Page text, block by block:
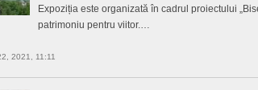
Expoziția este organizată în cadrul proiectului
patrimoniu pentru viitor.…
2021, 11:11